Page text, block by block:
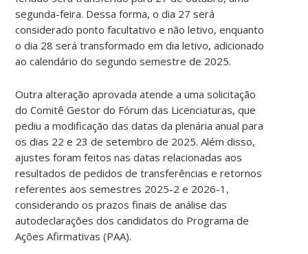
segunda-feira. Dessa forma, o dia 27 será
considerado ponto facultativo e não letivo, enquanto
o dia 28 será transformado em dia letivo, adicionado
ao calendário do segundo semestre de 2025.
Outra alteração aprovada atende a uma solicitação
do Comitê Gestor do Fórum das Licenciaturas, que
pediu a modificação das datas da plenária anual para
os dias 22 e 23 de setembro de 2025. Além disso,
ajustes foram feitos nas datas relacionadas aos
resultados de pedidos de transferências e retornos
referentes aos semestres 2025-2 e 2026-1,
considerando os prazos finais de análise das
autodeclarações dos candidatos do Programa de
Ações Afirmativas (PAA).